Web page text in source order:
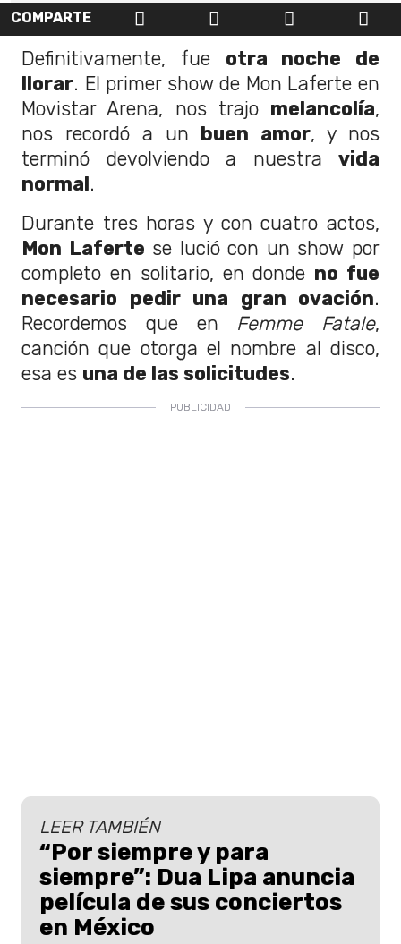
COMPARTE
Definitivamente, fue otra noche de
llorar. El primer show de Mon Laferte en
Movistar Arena, nos trajo melancolía,
nos recordó a un buen amor, y nos
terminó devolviendo a nuestra vida
normal.
Durante tres horas y con cuatro actos,
Mon Laferte se lució con un show por
completo en solitario, en donde no fue
necesario pedir una gran ovación.
Recordemos que en Femme Fatale,
canción que otorga el nombre al disco,
esa es una de las solicitudes.
LEER TAMBIÉN
“Por siempre y para
siempre”: Dua Lipa anuncia
película de sus conciertos
en México